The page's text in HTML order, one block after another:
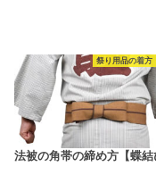
祭り用品の着方
法被の角帯の締め方【蝶結